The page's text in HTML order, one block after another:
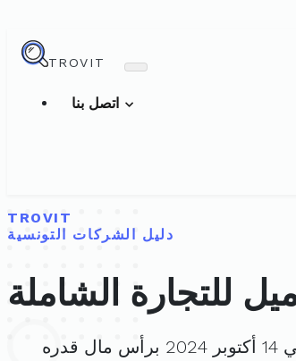
TROVIT
TROVIT
دليل الشركات التونسية
للتجارة الشاملة